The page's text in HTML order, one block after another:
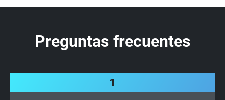
Preguntas frecuentes
1